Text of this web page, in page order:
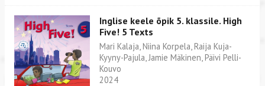
Inglise keele õpik 5. klassile. High
Five! 5 Texts
Mari Kalaja, Niina Korpela, Raija Kuja-
Kyyny-Pajula, Jamie Mäkinen, Päivi Pelli-
Kouvo
2024